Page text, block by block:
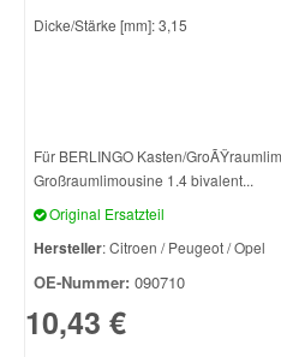
Dicke/Stärke [mm]: 3,15
Für BERLINGO Kasten/
Großraumlimousine 1.4 bivalent...
Original Ersatzteil
Hersteller: Citroen / Peugeot / Opel
OE-Nummer: 090710
10,43 €